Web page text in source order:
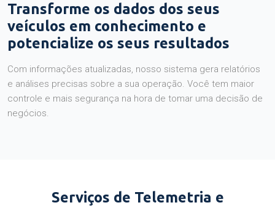
Transforme os dados dos seus
veículos em conhecimento e
potencialize os seus resultados
Com informações atualizadas, nosso sistema gera relatórios
e análises precisas sobre a sua operação. Você tem maior
controle e mais segurança na hora de tomar uma decisão de
negócios.
Serviços de Telemetria e